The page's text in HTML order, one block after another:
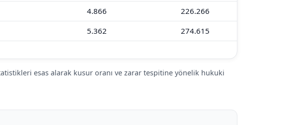
4.866
226.266
5.362 274.615
esas alarak kusur oranı ve zarar tespitine yönelik hukuki